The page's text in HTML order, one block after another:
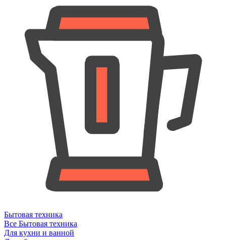
Бытовая техника
Все Бытовая техника
Для кухни и ванной